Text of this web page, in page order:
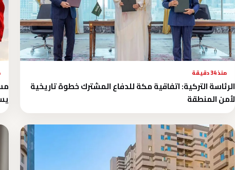
منذ 34 دقيقة
الرئاسة التركية: اتفاقية مكة للدفاع المشترك خطوة تاريخية
لأمن المنطقة